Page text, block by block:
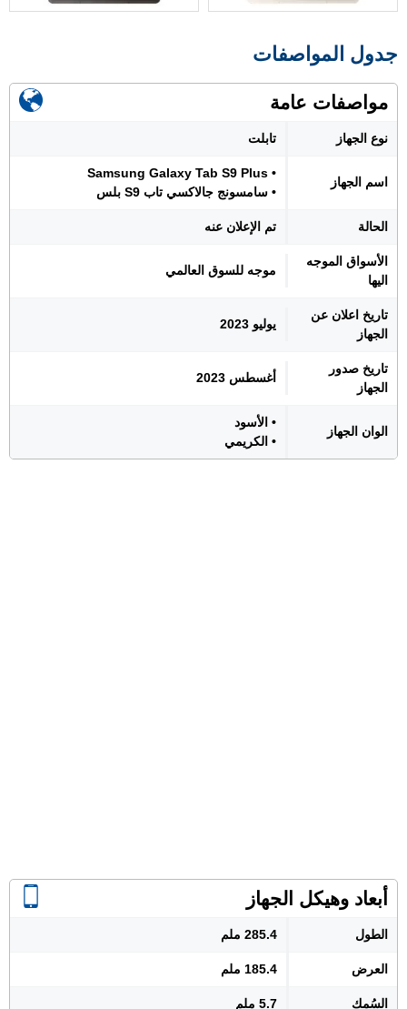
جدول المواصفات
مواصفات عامة
نوع الجهاز تابلت
اسم الجهاز
• Samsung Galaxy Tab S9 Plus
• سامسونج جالاكسي تاب S9 بلس
الحالة تم الإعلان عنه
الأسواق الموجه
اليها
موجه للسوق العالمي
تاريخ اعلان عن
الجهاز
يوليو 2023
تاريخ صدور
الجهاز
أغسطس 2023
الوان الجهاز
• الأسود
• الكريمي
أبعاد وهيكل الجهاز
الطول 285.4 ملم
العرض 185.4 ملم
السُمك 5.7 ملم